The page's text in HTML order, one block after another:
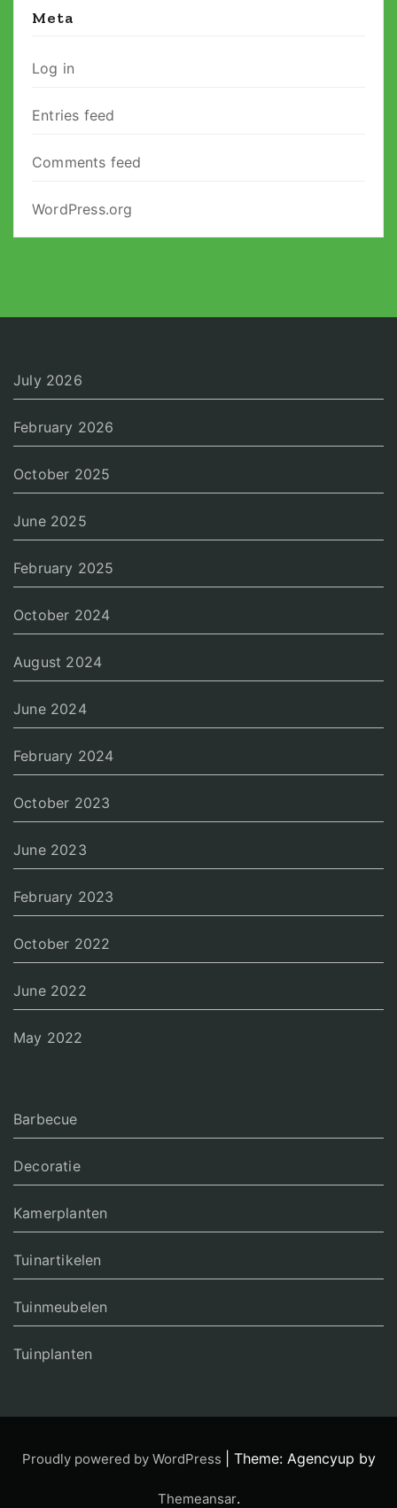
Meta
Log in
Entries feed
Comments feed
WordPress.org
July 2026
February 2026
October 2025
June 2025
February 2025
October 2024
August 2024
June 2024
February 2024
October 2023
June 2023
February 2023
October 2022
June 2022
May 2022
Barbecue
Decoratie
Kamerplanten
Tuinartikelen
Tuinmeubelen
Tuinplanten
Proudly powered by WordPress Theme: Agencyup by
Themeansar.